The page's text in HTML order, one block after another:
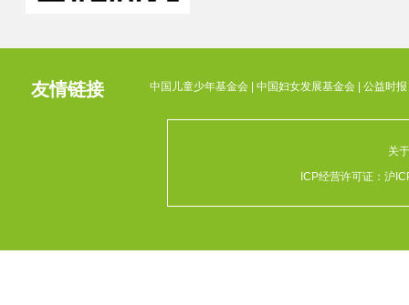
友情链接 中国儿童少年基金会 中国妇女发展基金会 公益时报
关
ICP经营许可证： 沪